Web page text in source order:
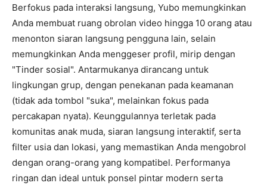
Berfokus pada interaksi langsung, Yubo memungkinkan
Anda membuat ruang obrolan video hingga 10 orang atau
menonton siaran langsung pengguna lain, selain
memungkinkan Anda menggeser profil, mirip dengan
"Tinder sosial". Antarmukanya dirancang untuk
lingkungan grup, dengan penekanan pada keamanan
(tidak ada tombol "suka", melainkan fokus pada
percakapan nyata). Keunggulannya terletak pada
komunitas anak muda, siaran langsung interaktif, serta
filter usia dan lokasi, yang memastikan Anda mengobrol
dengan orang-orang yang kompatibel. Performanya
ringan dan ideal untuk ponsel pintar modern serta